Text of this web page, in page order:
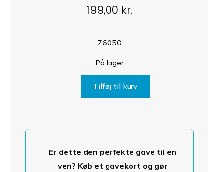
199,00 kr.
76050
På lager
HANDLE
antal
Tilføj til kurv
Er dette den perfekte gave til en
ven? Køb et gavekort og gør